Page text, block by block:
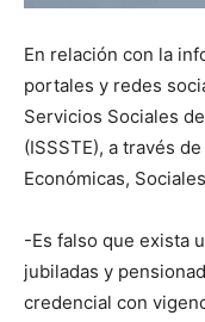
En relación con la
portales y redes
Servicios Sociales
(ISSSTE), a través
Económicas,
-Es falso que exista
jubiladas y
credencial con